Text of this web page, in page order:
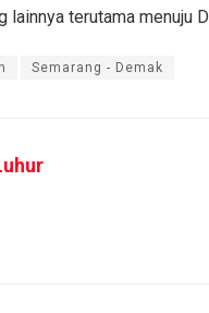
terutama menuju
Semarang - Demak